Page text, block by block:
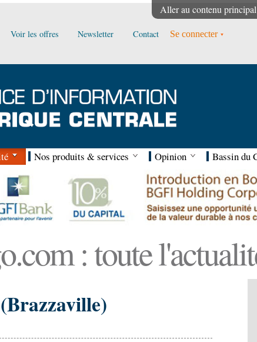
Aller au contenu principal
Voir les offres Newsletter Contact Se connecter
Nos produits & services Opinion Bassin du
: toute